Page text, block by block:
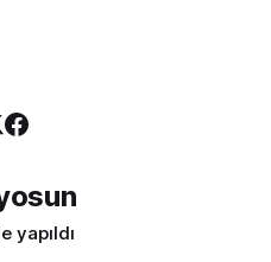
yapıldı